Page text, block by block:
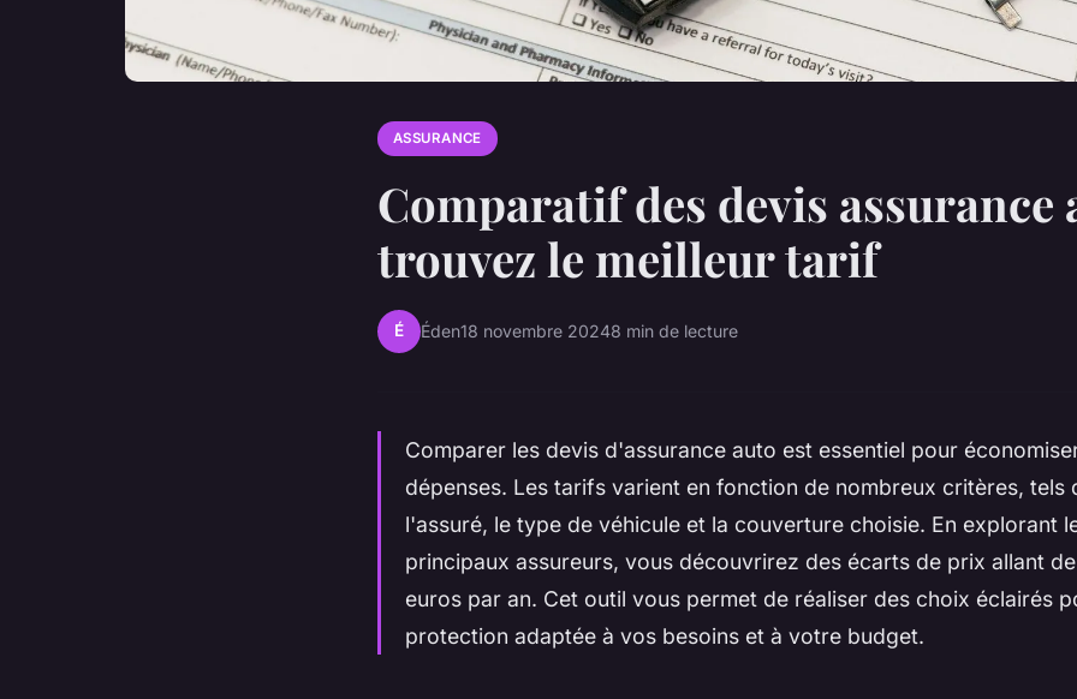
ASSURANCE
Comparatif des devis assurance
trouvez le meilleur tarif
É Éden18 novembre 20248 min de lecture
Comparer les devis d'assurance auto est essentiel pour
dépenses. Les tarifs varient en fonction de nombreux critères, tels
l'assuré, le type de véhicule et la couverture choisie. En explorant
principaux assureurs, vous découvrirez des écarts de prix allant
euros par an. Cet outil vous permet de réaliser des choix éclairés
protection adaptée à vos besoins et à votre budget.